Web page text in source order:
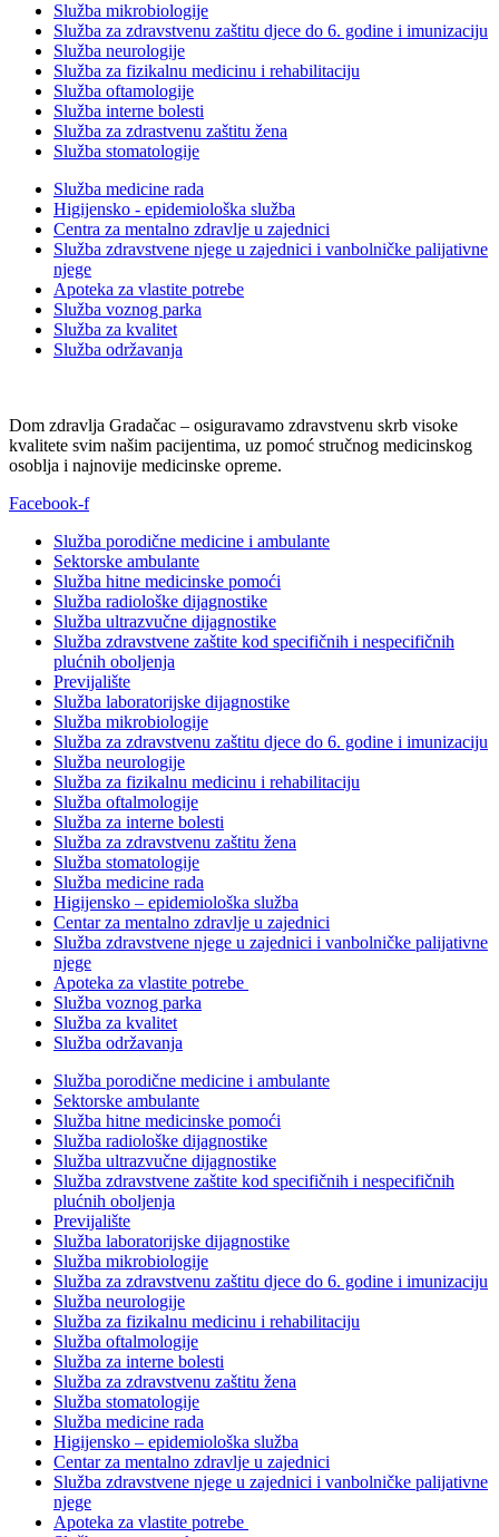
Služba mikrobiologije
Služba za zdravstvenu zaštitu djece do 6. godine i imunizaciju
Služba neurologije
Služba za fizikalnu medicinu i rehabilitaciju
Služba oftamologije
Služba interne bolesti
Služba za zdrastvenu zaštitu žena
Služba stomatologije
Služba medicine rada
Higijensko - epidemiološka služba
Centra za mentalno zdravlje u zajednici
Služba zdravstvene njege u zajednici i vanbolničke palijativne
njege
Apoteka za vlastite potrebe
Služba voznog parka
Služba za kvalitet
Služba održavanja
Dom zdravlja Gradačac – osiguravamo zdravstvenu skrb visoke
kvalitete svim našim pacijentima, uz pomoć stručnog medicinskog
osoblja i najnovije medicinske opreme.
Facebook-f
Služba porodične medicine i ambulante
Sektorske ambulante
Služba hitne medicinske pomoći
Služba radiološke dijagnostike
Služba ultrazvučne dijagnostike
Služba zdravstvene zaštite kod specifičnih i nespecifičnih
plućnih oboljenja
Previjalište
Služba laboratorijske dijagnostike
Služba mikrobiologije
Služba za zdravstvenu zaštitu djece do 6. godine i imunizaciju
Služba neurologije
Služba za fizikalnu medicinu i rehabilitaciju
Služba oftalmologije
Služba za interne bolesti
Služba za zdravstvenu zaštitu žena
Služba stomatologije
Služba medicine rada
Higijensko – epidemiološka služba
Centar za mentalno zdravlje u zajednici
Služba zdravstvene njege u zajednici i vanbolničke palijativne
njege
Apoteka za vlastite potrebe
Služba voznog parka
Služba za kvalitet
Služba održavanja
Služba porodične medicine i ambulante
Sektorske ambulante
Služba hitne medicinske pomoći
Služba radiološke dijagnostike
Služba ultrazvučne dijagnostike
Služba zdravstvene zaštite kod specifičnih i nespecifičnih
plućnih oboljenja
Previjalište
Služba laboratorijske dijagnostike
Služba mikrobiologije
Služba za zdravstvenu zaštitu djece do 6. godine i imunizaciju
Služba neurologije
Služba za fizikalnu medicinu i rehabilitaciju
Služba oftalmologije
Služba za interne bolesti
Služba za zdravstvenu zaštitu žena
Služba stomatologije
Služba medicine rada
Higijensko – epidemiološka služba
Centar za mentalno zdravlje u zajednici
Služba zdravstvene njege u zajednici i vanbolničke palijativne
njege
Apoteka za vlastite potrebe